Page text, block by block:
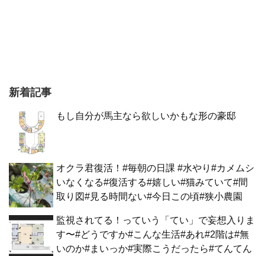
新着記事
もし自分が馬主なら欲しいかもな形の豪邸
オクラ君復活！#毎朝の日課 #水やり#カメムシ
いなくなる#復活する#嬉しい#猫みていて#間
取り図#見る時間ない#今日この頃#狭小農園
監視されてる！っていう「てい」で妄想入りま
す〜#どうですか#こんな生活#あれ#2階は#無
いのか#まいっか#実際こうだったら#てんてん